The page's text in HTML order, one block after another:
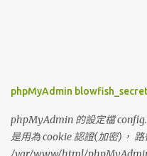
phpMyAdmin
phpMyAdmin 的設定檔
是用為 cookie 認證(加密)， 路